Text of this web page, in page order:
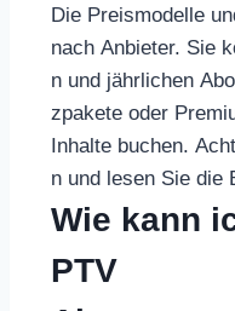
Die Preismodelle
nach Anbieter. Sie
n und jährlichen
zpakete oder
Inhalte buchen.
n und lesen Sie die
Wie kann
PTV